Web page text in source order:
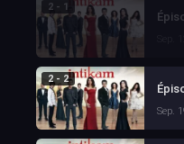
2 - 1
2 - 2
Sep.